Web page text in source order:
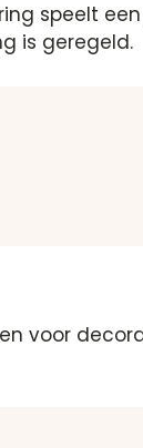
speelt
is geregeld.​
voor